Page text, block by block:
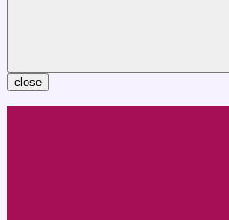
close